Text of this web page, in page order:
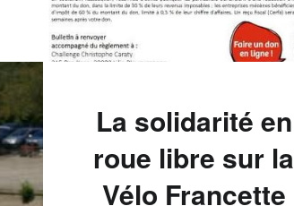
La solidarité en
roue libre sur la
Vélo Francette